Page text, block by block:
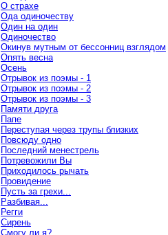
О страхе
Ода одиночеству
Один на один
Одиночество
Окинув мутным от бессонниц взглядом
Опять весна
Осень
Отрывок из поэмы - 1
Отрывок из поэмы - 2
Отрывок из поэмы - 3
Памяти друга
Папе
Переступая через трупы близких
Повсюду одно
Последний менестрель
Потревожили Вы
Приходилось рычать
Провидение
Пусть за грехи...
Разбивая...
Регги
Сирень
Смогу ли я?